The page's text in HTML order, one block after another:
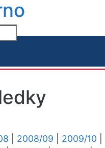
2008/09 2009/10